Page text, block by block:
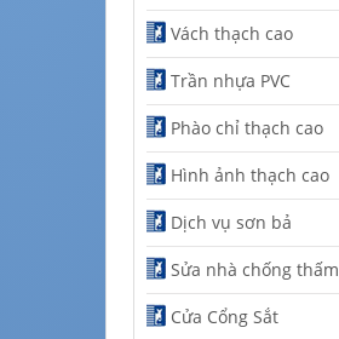
Vách thạch cao
Trần nhựa PVC
Phào chỉ thạch cao
Hình ảnh thạch cao
Dịch vụ sơn bả
Sửa nhà chống thấm
Cửa Cổng Sắt